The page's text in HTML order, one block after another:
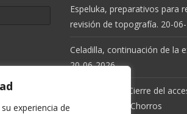
experiencia de
Espeluka, preparativos para
revisión de topografía. 20-
Celadilla, continuación de la
20-06-2026.
Resolución de Cierre del
de la Cueva de Chorros